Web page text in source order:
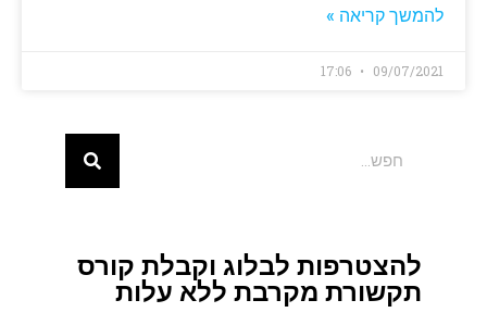
להמשך קריאה »
09/07/2021
להצטרפות לבלוג וקבלת קורס
תקשורת מקרבת ללא עלות